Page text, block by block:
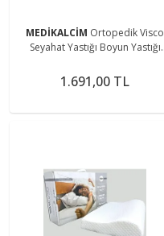
MEDİKALCİM Ortopedik Visco
Seyahat Yastığı Boyun Yastığı
Yastığı
1.691,00 TL